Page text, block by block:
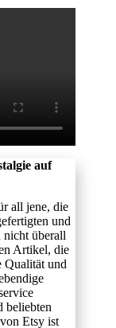
auf
all jene, die
und
nicht überall
Artikel, die
Qualität und
beliebten
Etsy ist